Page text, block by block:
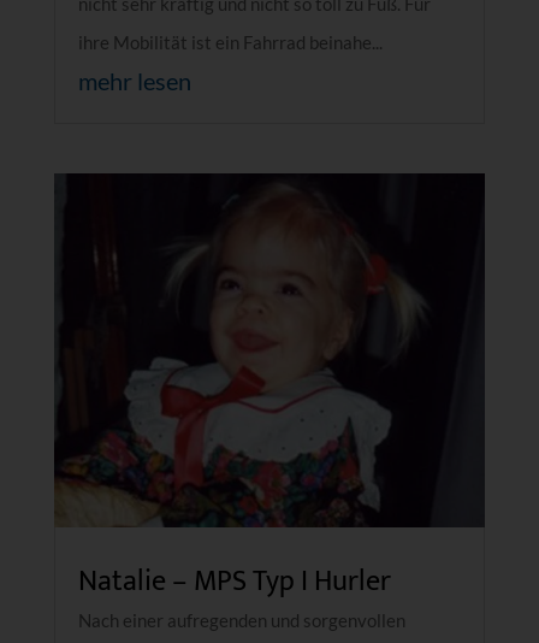
ihre Mobilität ist ein Fahrrad beinahe...
mehr lesen
Natalie – MPS Typ I Hurler
Nach einer aufregenden und sorgenvollen